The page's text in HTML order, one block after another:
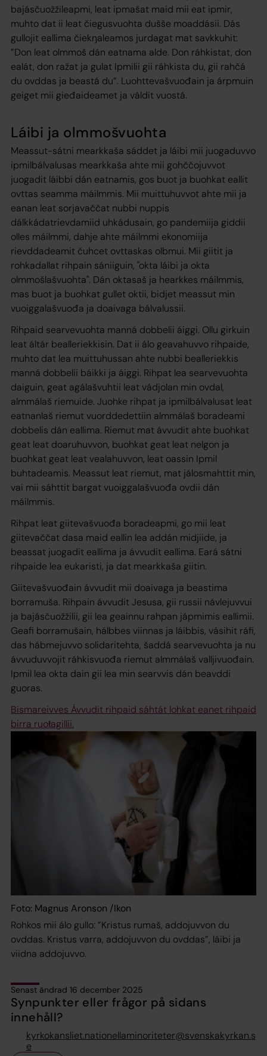
bajásčuožžileapmi, leat ipmašat maid mii eat ipmir,
muhto dat ii leat čiegusvuohta dušše moaddásii. Dás
gullojit eallima čiekŋaleamos jurdagat mat savkkuhit:
”Don leat olmmoš dán eatnama alde. Don ráhkistat, don
ealát, don ražat ja gulat Ipmilii gii ráhkista du, gii rahčá
du ovddas ja beastá du”. Luohttevašvuođain ja árpmuin
geiget mii gieđaideamet ja váldit vuostá.
Láibi ja olmmošvuohta
Meassut-sátni mearkkaša sáddet ja láibi mii juogaduvvo
ipmilbálvalusas mearkkaša ahte mii gohččojuvvot
juogadit láibbi dán eatnamis, gos buot ja buohkat eallit
ovttas seamma máilmmis. Mii muittuhuvvot ahte mii ja
eanan leat sorjavaččat nubbi nuppis
dálkkádatrievdamiid uhkádusain, go pandemiija giddii
olles máilmmi, dahje ahte máilmmi ekonomiija
rievddadeamit čuhcet ovttaskas olbmui. Mii giitit ja
rohkadallat rihpain sániiguin, "okta láibi ja okta
olmmošlašvuohta". Dán oktasaš ja hearkkes máilmmis,
mas buot ja buohkat gullet oktii, bidjet meassut min
vuoiggalašvuođa ja doaivaga bálvalussii.
Rihpaid searvevuohta manná dobbelii áiggi. Ollu girkuin
leat áltár bealleriekkisin. Dat ii álo geavahuvvo rihpaide,
muhto dat lea muittuhussan ahte nubbi bealleriekkis
manná dobbelii báikki ja áiggi. Rihpat lea searvevuohta
daiguin, geat agálašvuhtii leat vádjolan min ovdal,
almmálaš riemuide. Juohke rihpat ja ipmilbálvalusat leat
eatnanlaš riemut vuorddedettiin almmálaš boradeami
dobbelis dán eallima. Riemut mat ávvudit ahte buohkat
geat leat doaruhuvvon, buohkat geat leat nelgon ja
buohkat geat leat vealahuvvon, leat oassin Ipmil
buhtadeamis. Meassut leat riemut, mat jálosmahttit min,
vai mii sáhttit bargat vuoiggalašvuođa ovdii dán
máilmmis.
Rihpat leat giitevašvuođa boradeapmi, go mii leat
giitevaččat dasa maid eallin lea addán midjiide, ja
beassat juogadit eallima ja ávvudit eallima. Eará sátni
rihpaide lea eukaristi, ja dat mearkkaša giitin.
Giitevašvuođain ávvudit mii doaivaga ja beastima
borramuša. Rihpain ávvudit Jesusa, gii russii návlejuvvui
ja bajásčuožžilii, gii lea geainnu rahpan jápmimis eallimii.
Geafi borramušain, hálbbes viinnas ja láibbis, vásihit ráfi,
das hábmejuvvo solidaritehta, šaddá searvevuohta ja nu
ávvuduvvojit ráhkisvuođa riemut almmálaš valljivuođain.
Ipmil lea okta dain gii lea min searvvis dán beavddi
guoras.
Bismareivves Ávvudit rihpaid sáhtát lohkat eanet rihpaid
birra ruoŧagillii.
Foto: Magnus Aronson /Ikon
Rohkos mii álo gullo: ”Kristus rumaš, addojuvvon du
ovddas. Kristus varra, addojuvvon du ovddas”, láibi ja
viidna addojuvvo.
Senast ändrad 16 december 2025
Synpunkter eller frågor på sidans
innehåll?
kyrkokansliet.nationellaminoriteter@svenskakyrkan.s
e